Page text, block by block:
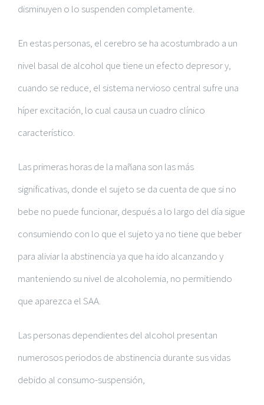
disminuyen o lo suspenden completamente.
En estas personas, el cerebro se ha acostumbrado a un
nivel basal de alcohol que tiene un efecto depresor y,
cuando se reduce, el sistema nervioso central sufre una
híper excitación, lo cual causa un cuadro clínico
característico.
Las primeras horas de la mañana son las más
significativas, donde el sujeto se da cuenta de que si no
bebe no puede funcionar, después a lo largo del día sigue
consumiendo con lo que el sujeto ya no tiene que beber
para aliviar la abstinencia ya que ha ido alcanzando y
manteniendo su nivel de alcoholemia, no permitiendo
que aparezca el SAA.
Las personas dependientes del alcohol presentan
numerosos periodos de abstinencia durante sus vidas
debido al consumo-suspensión,